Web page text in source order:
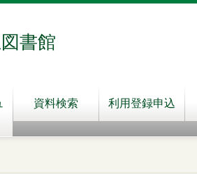
書館
資料検索 利用登録申込